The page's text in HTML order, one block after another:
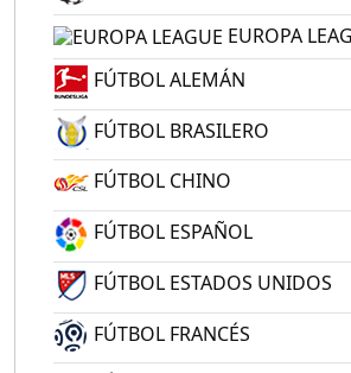
EUROPA
FÚTBOL ALEMÁN
FÚTBOL BRASILERO
FÚTBOL CHINO
FÚTBOL ESPAÑOL
FÚTBOL ESTADOS UNIDOS
FÚTBOL FRANCÉS